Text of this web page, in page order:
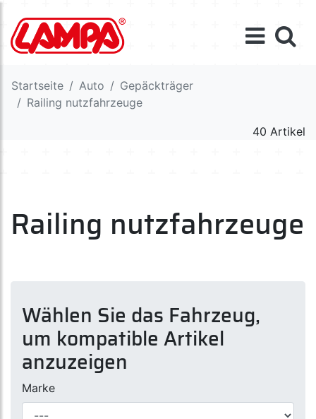
Startseite Auto
Gepäckträger
Railing nutzfahrzeuge
40 Artikel
Railing nutzfahrzeuge
Wählen Sie das Fahrzeug,
um kompatible Artikel
anzuzeigen
Marke